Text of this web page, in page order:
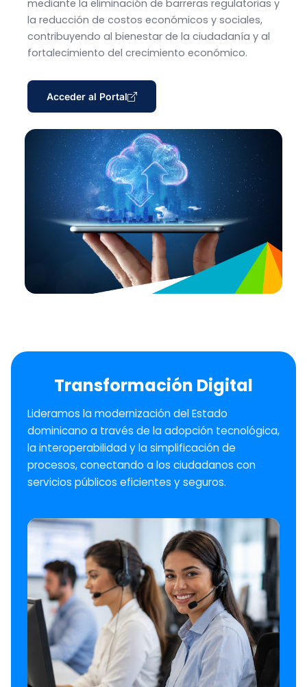
mediante la eliminación de barreras regulatorias y
la reducción de costos económicos y sociales,
contribuyendo al bienestar de la ciudadanía y al
fortalecimiento del crecimiento económico.
Acceder al Portal
Transformación Digital
Lideramos la modernización del Estado
dominicano a través de la adopción tecnológica,
la interoperabilidad y la simplificación de
procesos, conectando a los ciudadanos con
servicios públicos eficientes y seguros.